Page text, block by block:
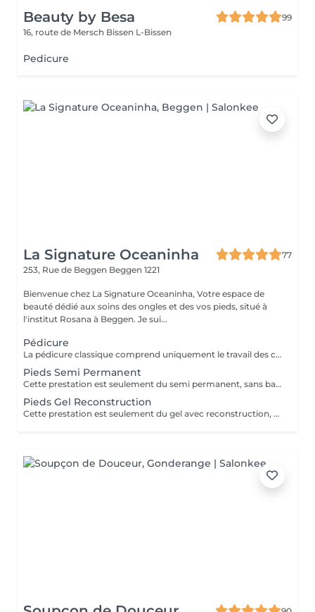
Beauty by Besa
99
16, route de Mersch Bissen L-Bissen
Pedicure
La Signature Oceaninha
77
253, Rue de Beggen Beggen 1221
Bienvenue chez La Signature Oceaninha, Votre espace de
beauté dédié aux soins des ongles et des vos pieds, situé à
l'institut Rosana à Beggen. Je sui...
Pédicure
La pédicure classique comprend uniquement le travail des cuticules ainsi que le limage des ongles afin de leur redonner une forme propre et soignée. Cette prestation permet d'avoir des ongles nets et bien entretenus, sans pose de vernis ni soin complet des pieds.
Pieds Semi Permanent
Cette prestation est seulement du semi permanent, sans bain de pieds ni soins des callosités.
Pieds Gel Reconstruction
Cette prestation est seulement du gel avec reconstruction, sans bain de pieds ni soins des callosités.